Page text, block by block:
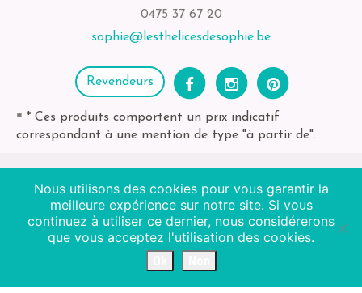
0475 37 67 20
sophie@lesthelicesdesophie.be
Revendeurs
* * Ces produits comportent un prix indicatif
correspondant à une mention de type "à partir de".
2026 Les Thélices de Sophie | BE-bio-03 Agriculture
Non EU
Octopix + WordPress = ❤
Nous utilisons des cookies pour vous garantir la
meilleure expérience sur notre site. Si vous
continuez à utiliser ce dernier, nous considérerons
que vous acceptez l'utilisation des cookies.